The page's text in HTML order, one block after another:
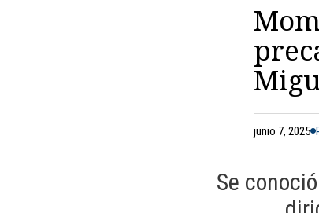
junio 7, 2025
Se